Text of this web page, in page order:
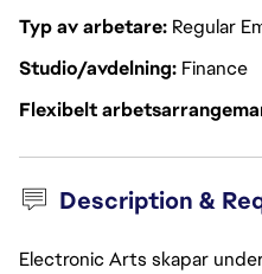
Typ av arbetare Regular
Studio/avdelning Finance
Flexibelt
Description &
Electronic Arts skapar